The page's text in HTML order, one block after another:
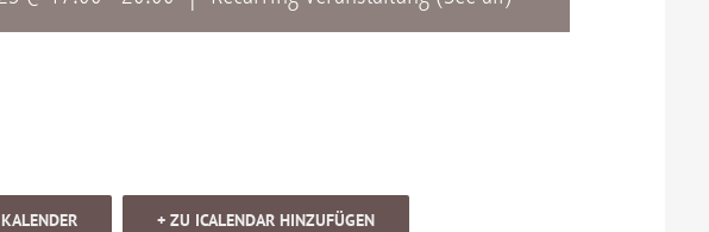
+ ZU ICALENDAR HINZUFÜGEN